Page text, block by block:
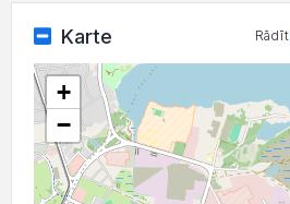
Karte Rādīt
+
−